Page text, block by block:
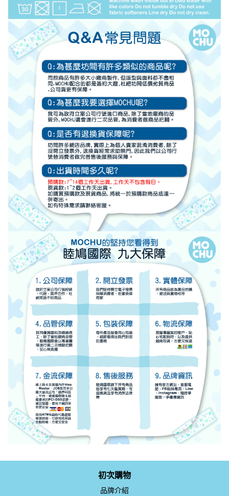
初次購物
品牌介紹